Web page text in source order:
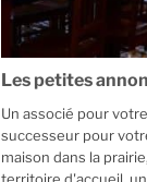
Les petites
Un associé pour
successeur pour
maison dans la
territoire d'accueil,